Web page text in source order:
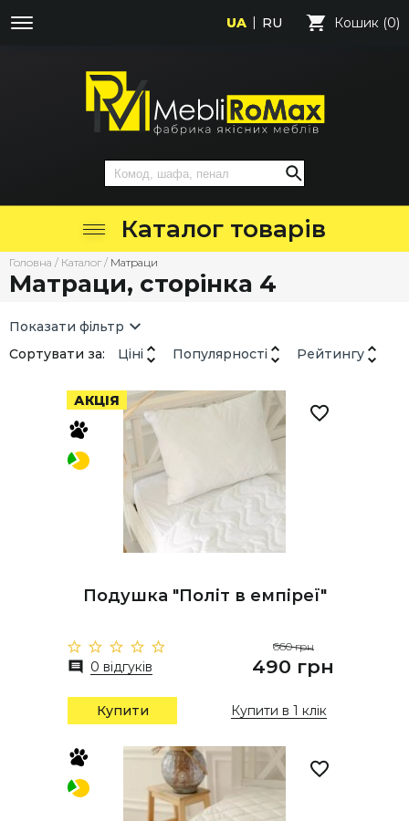
UA RU Кошик (0)
Каталог товарів
Головна / Каталог / Матраци
Матраци, сторінка 4
Показати фільтр
Сортувати за:
Ціні Популярності Рейтингу
АКЦІЯ
Подушка "Політ в емпіреї"
0 відгуків
660 грн
490 грн
Купити Купити в 1 клік